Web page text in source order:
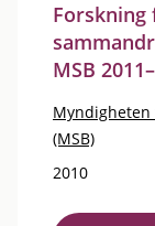
Forskning
MSB
Myndigheten
(MSB)
2010